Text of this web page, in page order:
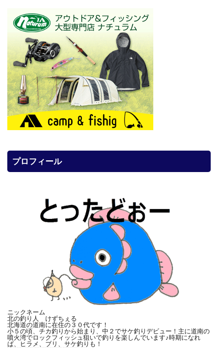
プロフィール
ニックネーム
北の釣り人 けずちぇる
北海道の道南に在住の３０代です！
小５の頃、チカ釣りから始まり、中２でサケ釣りデビュー！主に道南の
噴火湾でロックフィッシュ狙いで釣りを楽しんでいます♪時期になれ
ば、ヒラメ、ブリ、サケ釣りも！